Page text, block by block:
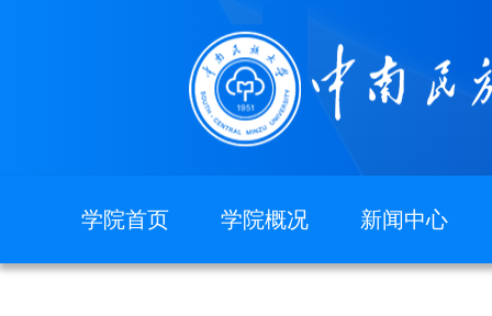
学院首页
图片新闻
学院概况
学院简介
新闻中心